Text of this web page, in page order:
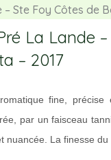
Ste Foy Côtes de
La Lande
– 2017
fine,
par un faisceau
nuancée. La finesse